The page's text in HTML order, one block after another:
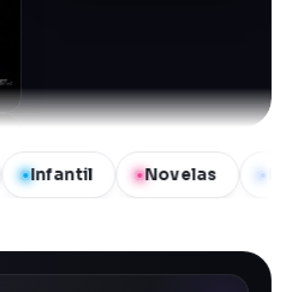
Novelas Noticias